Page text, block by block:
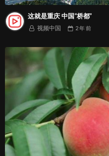
这就是重庆 中国“桥都”
视频中国 2 年前